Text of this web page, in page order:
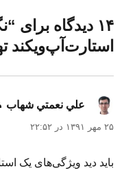
د
د
۱۴ دیدگاه برای
استارت‌آپ‌ویکند
علي نعمتي شهاب
۲۵ مهر ۱۳۹۱ در ۲۲:۵۲
باید دید ویژگی‌های یک